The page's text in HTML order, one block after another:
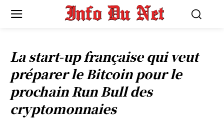
La start-up française qui veut
préparer le Bitcoin pour le
prochain Run Bull des
cryptomonnaies